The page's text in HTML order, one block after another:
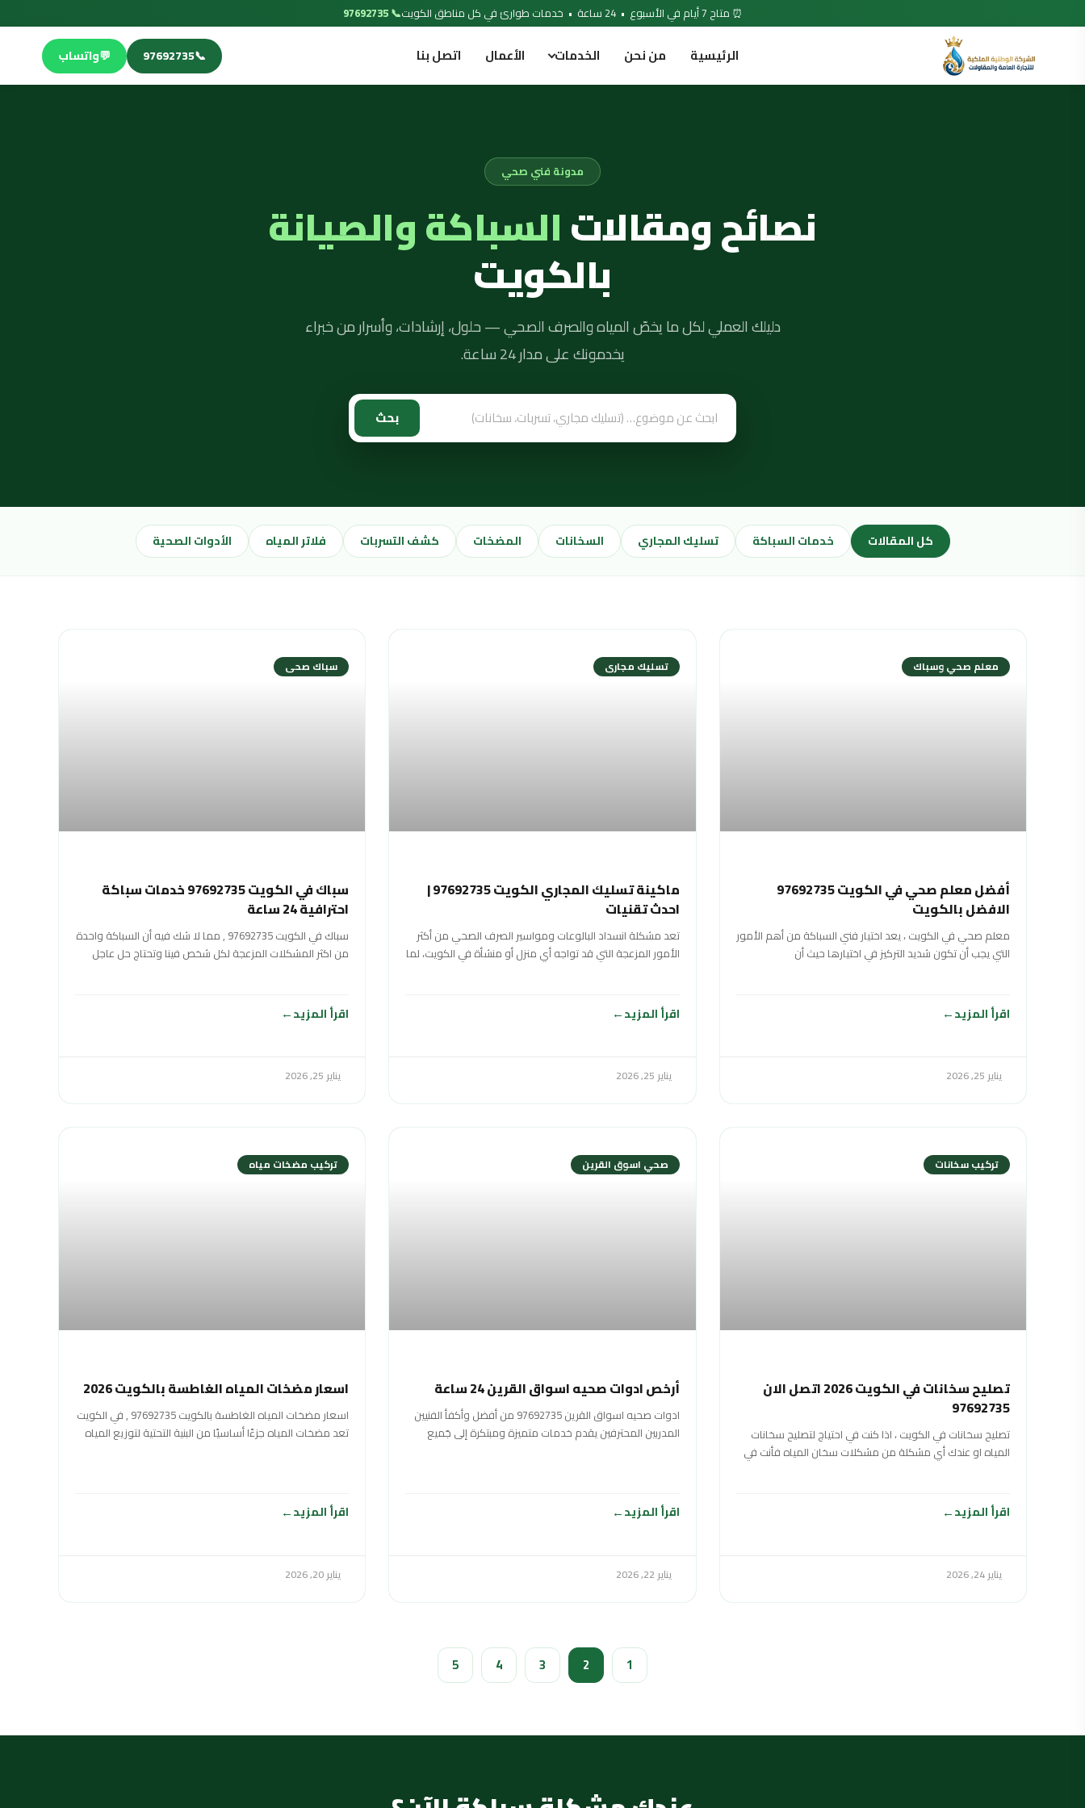
⏰ متاح 7 أيام في الأسبوع • 24 ساعة • خدمات طوارئ في كل مناطق الكويت 📞 97692735
الرئيسية من نحن الخدمات الأعمال اتصل بنا 📞
97692735
💬واتساب
مدونة فني صحي
نصائح ومقالاتالسباكة والصيانة
بالكويت
دليلك العملي لكل ما يخصّ المياه والصرف الصحي — حلول، إرشادات، وأسرار من خبراء
يخدمونك على مدار 24 ساعة.
بحث
كل المقالات خدمات السباكة تسليك المجاري السخانات المضخات كشف التسربات فلاتر المياه الأدوات الصحية
معلم صحي وسباك
أفضل معلم صحي في الكويت 97692735
الافضل بالكويت
معلم صحي في الكويت ، يعد اختيار فني السباكة من أهم الأمور
التي يجب أن تكون شديد التركيز في اختيارها حيث أن
اقرأ المزيد
يناير 25, 2026
تسليك مجارى
ماكينة تسليك المجاري الكويت 97692735 |
احدث تقنيات
تعد مشكلة انسداد البالوعات ومواسير الصرف الصحي من أكثر
الأمور المزعجة التي قد تواجه أي منزل أو منشأة في الكويت، لما
اقرأ المزيد
يناير 25, 2026
سباك صحى
سباك في الكويت 97692735 خدمات سباكة
احترافية 24 ساعة
سباك في الكويت 97692735 , مما لا شك فيه أن السباكة واحدة
من اكثر المشكلات المزعجة لكل شخص فينا وتحتاج حل عاجل
اقرأ المزيد
يناير 25, 2026
تركيب سخانات
تصليح سخانات في الكويت 2026 اتصل الان
97692735
تصليح سخانات في الكويت ، اذا كنت في احتياج لتصليح سخانات
المياه او عندك أي مشكلة من مشكلات سخان المياه فأنت في
اقرأ المزيد
يناير 24, 2026
صحي اسوق القرين
أرخص ادوات صحيه اسواق القرين 24 ساعة
ادوات صحيه اسواق القرين 97692735 من أفضل وأكفأ الفنيين
المدربين المحترفين يقدم خدمات متميزة ومبتكرة إلى جَميع
اقرأ المزيد
يناير 22, 2026
تركيب مضخات مياه
اسعار مضخات المياه الغاطسة بالكويت 2026
اسعار مضخات المياه الغاطسة بالكويت 97692735 , في الكويت
تعد مضخات المياه جزءًا أساسيًا من البنية التحتية لتوزيع المياه
اقرأ المزيد
يناير 20, 2026
1
2
3
4
5